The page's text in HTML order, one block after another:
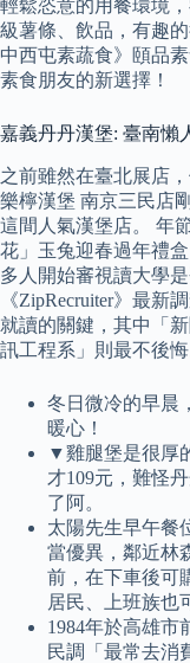
輕鬆恣意的用餐環境
級薯條、飲品，有趣
中西屯素蔬食》頤品
素食朋友的新選擇！
嘉義丹丹漢堡: 臺南懶
之前雖然在臺北展店
樂檸漢堡 南京三民店
這間人氣漢堡店。 年
花」玉兔迎春過年禮
多人開始審視讀大學
《ZipRecruiter》最新
就讀的關鍵，其中「
訊工程系」則最不後悔
冬日微冷的早晨
暖心！
▼雞腿堡是很厚
才109元，難怪
了阿。
太陽先生早午餐
當優異，鄰近林
前，在下車後可
居民、上班族也
1984年於高雄市
民調「最常去消